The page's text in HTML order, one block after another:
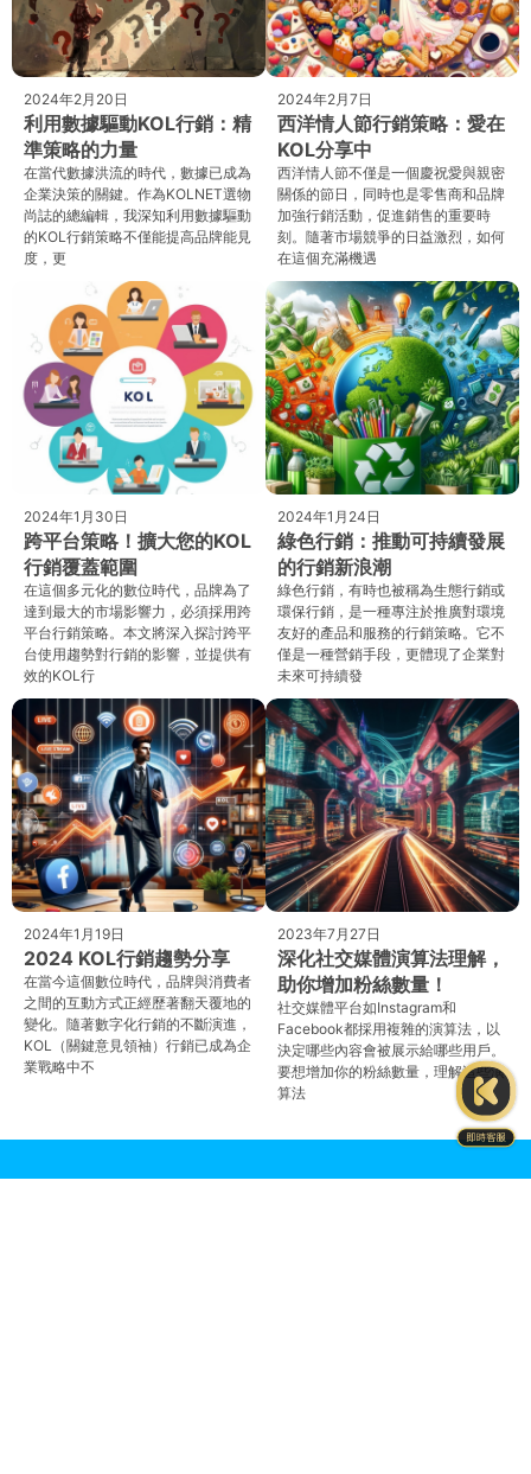
2024年2月20日
利用數據驅動KOL行銷：精
準策略的力量
在當代數據洪流的時代，數據已成為
企業決策的關鍵。作為KOLNET選物
尚誌的總編輯，我深知利用數據驅動
的KOL行銷策略不僅能提高品牌能見
度，更
2024年2月7日
西洋情人節行銷策略：愛在
KOL分享中
西洋情人節不僅是一個慶祝愛與親密
關係的節日，同時也是零售商和品牌
加強行銷活動，促進銷售的重要時
刻。隨著市場競爭的日益激烈，如何
在這個充滿機遇
2024年1月30日
跨平台策略！擴大您的KOL
行銷覆蓋範圍
在這個多元化的數位時代，品牌為了
達到最大的市場影響力，必須採用跨
平台行銷策略。本文將深入探討跨平
台使用趨勢對行銷的影響，並提供有
效的KOL行
2024年1月24日
綠色行銷：推動可持續發展
的行銷新浪潮
綠色行銷，有時也被稱為生態行銷或
環保行銷，是一種專注於推廣對環境
友好的產品和服務的行銷策略。它不
僅是一種營銷手段，更體現了企業對
未來可持續發
2024年1月19日
2024 KOL行銷趨勢分享
在當今這個數位時代，品牌與消費者
之間的互動方式正經歷著翻天覆地的
變化。隨著數字化行銷的不斷演進，
KOL（關鍵意見領袖）行銷已成為企
業戰略中不
2023年7月27日
深化社交媒體演算法理解，
助你增加粉絲數量！
社交媒體平台如Instagram和
Facebook都採用複雜的演算法，以
決定哪些內容會被展示給哪些用戶。
要想增加你的粉絲數量，理解這些演
算法